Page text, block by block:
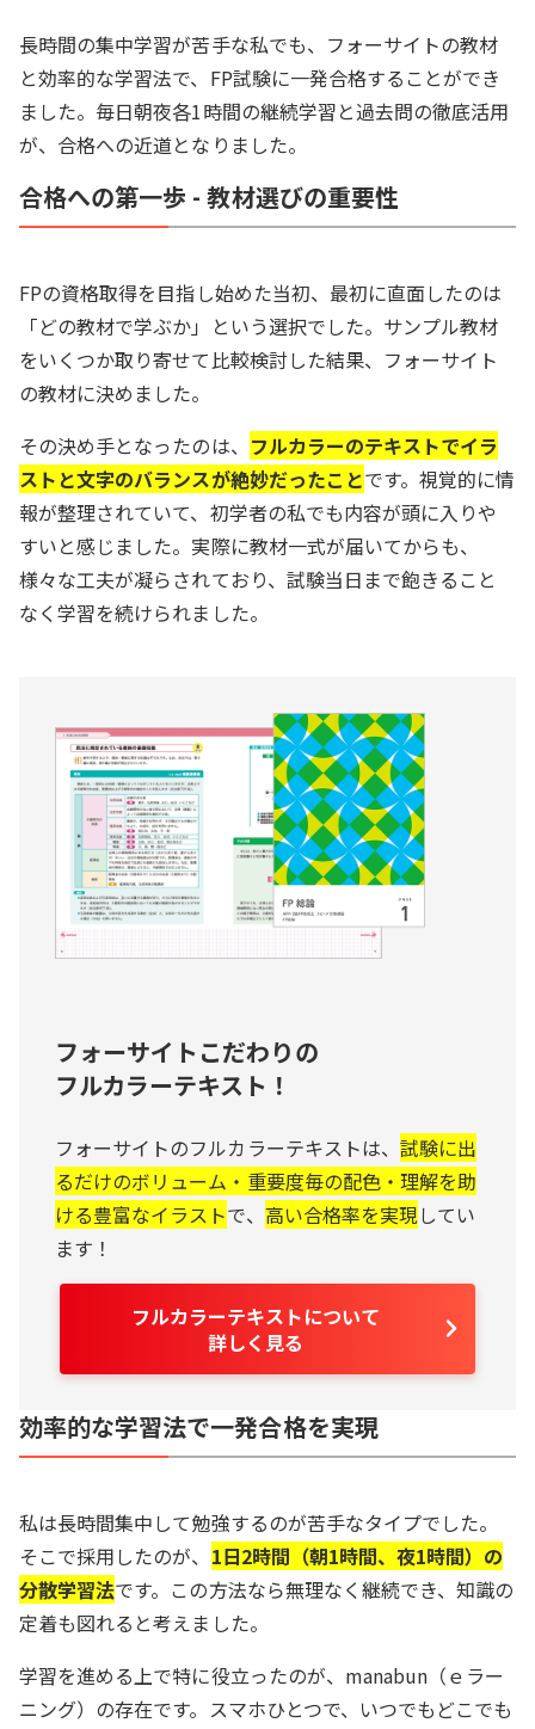
長時間の集中学習が苦手な私でも、フォーサイトの教材
と効率的な学習法で、FP試験に一発合格することができ
ました。毎日朝夜各1時間の継続学習と過去問の徹底活用
が、合格への近道となりました。
合格への第一歩 - 教材選びの重要性
FPの資格取得を目指し始めた当初、最初に直面したのは
「どの教材で学ぶか」という選択でした。サンプル教材
をいくつか取り寄せて比較検討した結果、フォーサイト
の教材に決めました。
その決め手となったのは、 フルカラーのテキストでイラ
ストと文字のバランスが絶妙だったことです。視覚的に情
報が整理されていて、初学者の私でも内容が頭に入りや
すいと感じました。実際に教材一式が届いてからも、
様々な工夫が凝らされており、試験当日まで飽きること
なく学習を続けられました。
フォーサイトこだわりの
フルカラーテキスト！
フォーサイトのフルカラーテキストは、 試験に出
るだけのボリューム・重要度毎の配色・理解を助
ける豊富なイラストで、 高い合格率を実現 してい
ます！
フルカラーテキストについて
詳しく見る
効率的な学習法で一発合格を実現
私は長時間集中して勉強するのが苦手なタイプでした。
そこで採用したのが、 1日2時間（朝1時間、夜1時間）の
分散学習法です。この方法なら無理なく継続でき、知識の
定着も図れると考えました。
学習を進める上で特に役立ったのが、manabun（ｅラー
ニング）の存在です。スマホひとつで、いつでもどこでも